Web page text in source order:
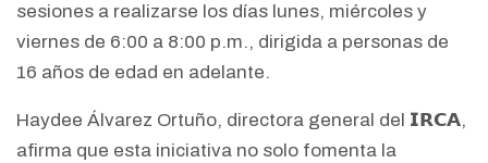
sesiones a realizarse los días lunes, miércoles y
viernes de 6:00 a 8:00 p.m., dirigida a personas de
16 años de edad en adelante.
Haydee Álvarez Ortuño, directora general del 𝗜𝗥𝗖𝗔,
afirma que esta iniciativa no solo fomenta la